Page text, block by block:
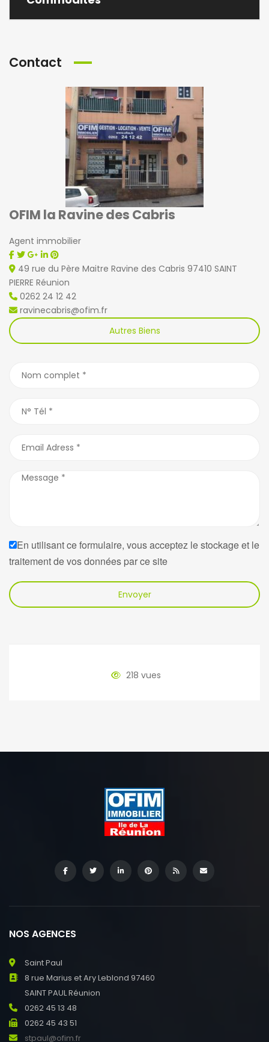
Contact
OFIM la Ravine des Cabris
Agent immobilier
49 rue du Père Maitre Ravine des Cabris 97410 SAINT
PIERRE Réunion
0262 24 12 42
ravinecabris@ofim.fr
Autres Biens
En utilisant ce formulaire, vous acceptez le stockage et le
traitement de vos données par ce site
Envoyer
218 vues
NOS AGENCES
Saint Paul
8 rue Marius et Ary Leblond 97460
SAINT PAUL Réunion
0262 45 13 48
0262 45 43 51
stpaul@ofim.fr